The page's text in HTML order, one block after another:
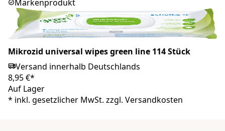
Markenprodukt
Mikrozid universal wipes green line 114 Stück
Versand innerhalb Deutschlands
8,95 €*
Auf Lager
* inkl. gesetzlicher MwSt. zzgl. Versandkosten